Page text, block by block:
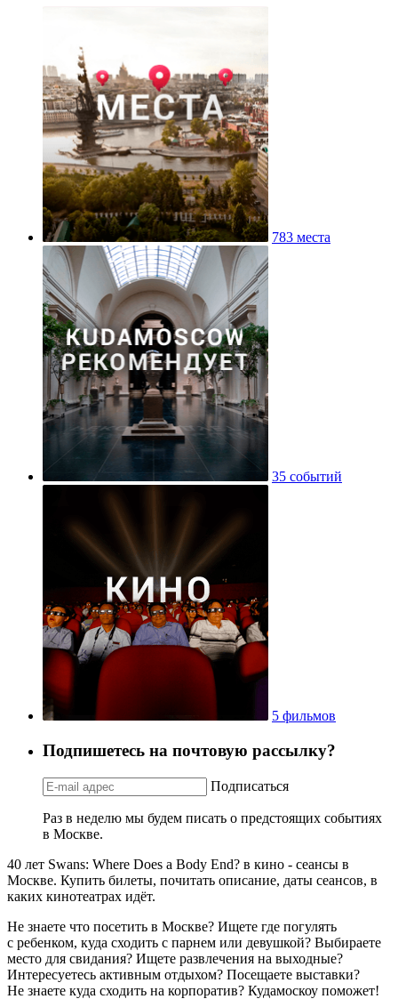
783 места
35 событий
5 фильмов
Подпишетесь на почтовую рассылку?
Подписаться
Раз в неделю мы будем писать о предстоящих событиях
в Москве.
40 лет Swans: Where Does a Body End? в кино - сеансы в
Москве. Купить билеты, почитать описание, даты сеансов, в
каких кинотеатрах идёт.
Не знаете что посетить в Москве? Ищете где погулять
с ребенком, куда сходить с парнем или девушкой? Выбираете
место для свидания? Ищете развлечения на выходные?
Интересуетесь активным отдыхом? Посещаете выставки?
Не знаете куда сходить на корпоратив? Кудамоскоу поможет!